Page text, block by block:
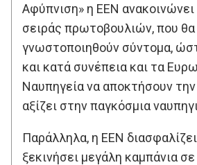
Αφύπνιση» η ΕΕΝ ανακοινώνει
σειράς πρωτοβουλιών, που θα
γνωστοποιηθούν σύντομα,
και κατά συνέπεια και τα
Ναυπηγεία να αποκτήσουν
αξίζει στην παγκόσμια
Παράλληλα, η ΕΕΝ
ξεκινήσει μεγάλη καμπάνια